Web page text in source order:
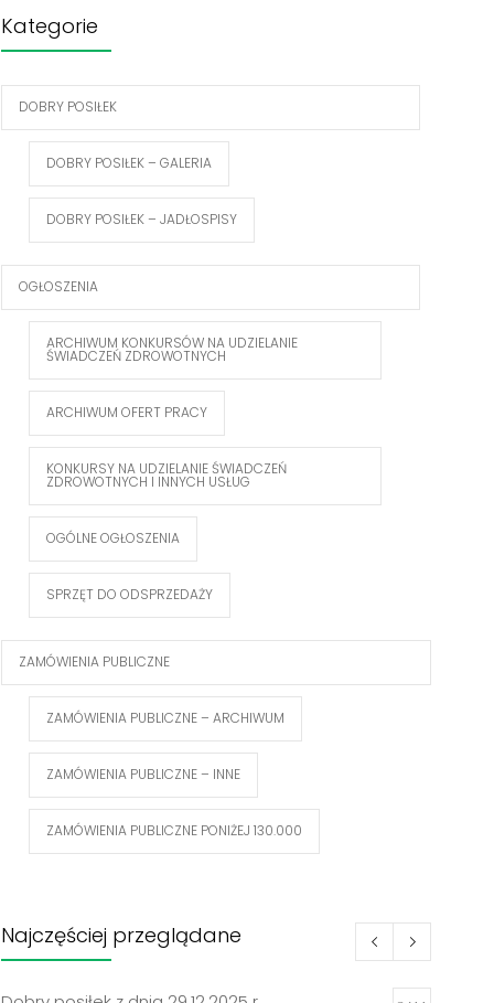
Kategorie
DOBRY POSIŁEK
DOBRY POSIŁEK – GALERIA
DOBRY POSIŁEK – JADŁOSPISY
OGŁOSZENIA
ARCHIWUM KONKURSÓW NA UDZIELANIE
ŚWIADCZEŃ ZDROWOTNYCH
ARCHIWUM OFERT PRACY
KONKURSY NA UDZIELANIE ŚWIADCZEŃ
ZDROWOTNYCH I INNYCH USŁUG
OGÓLNE OGŁOSZENIA
SPRZĘT DO ODSPRZEDAŻY
ZAMÓWIENIA PUBLICZNE
ZAMÓWIENIA PUBLICZNE – ARCHIWUM
ZAMÓWIENIA PUBLICZNE – INNE
ZAMÓWIENIA PUBLICZNE PONIŻEJ 130.000
Najczęściej przeglądane